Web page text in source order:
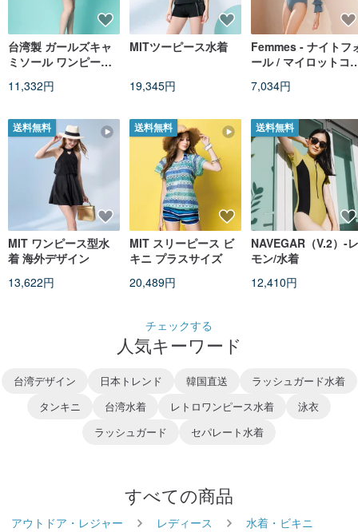
台湾製 ガールズキャ
ミソール ワンピース
11,332円
送料無料
MIT ワンピース型水
着 海外デザイン
13,622円
MITツーピース水着
19,345円
送料無料
MIT スリーピース ビ
キニ プラスサイズ
20,489円
Femmes - ナイトフ
ール / マイロットコ /
7,034円
送料無料
NAVEGAR（V.2）-レ
モン/水着
12,410円
チェックする
人気キーワード
台湾デザイン 日本トレンド 韓国直送
ラッシュガード水着
タンキニ
台湾水着 レトロワンピース水着
泳衣
ラッシュガード
セパレート水着
すべての商品
アウトドア・レジャー レディース
水着・ビキニ